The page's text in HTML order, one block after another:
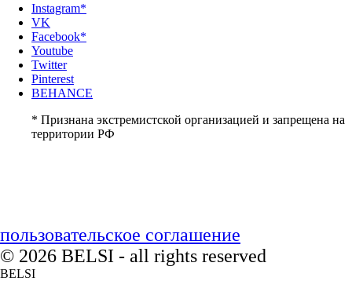
Instagram*
VK
Facebook*
Youtube
Twitter
Pinterest
BEHANCE
* Признана экстремистской организацией и запрещена на
территории РФ
пользовательское соглашение
© 2026 BELSI - all rights reserved
BELSI